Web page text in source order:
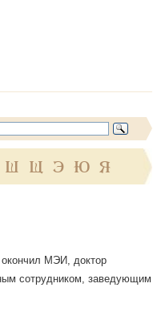
Ш Щ Э Ю Я
окончил МЭИ, доктор
сотрудником, заведующим